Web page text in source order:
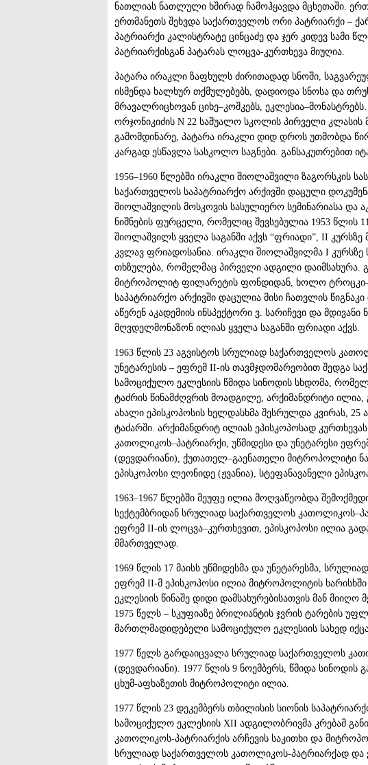
ნათლიას ნათლული ხშირად ჩამოჰყავდა მცხეთაში.
ერთმანეთს შეხვდა საქართველოს ორი პატრიარქი –
პატრიარქი კალისტრატე ცინცაძე და ჯერ კიდევ სამი
პატრიარქისგან პატარას ლოცვა-კურთხევა მიუღია.
პატარა ირაკლი ზაფხულს ძირითადად სნოში,
ისმენდა ხალხურ თქმულებებს, დადიოდა სნოსა და
მრავალრიცხოვან ციხე–კოშკებს,
ორჯონიკიძის N 22 საშუალო სკოლის პირველი კლასის
გამომდინარე, პატარა ირაკლი დიდ დროს უთმობდა
კარგად ესწავლა სასკოლო საგნები. განსაკუთრებით
1956–1960 წლებში ირაკლი შიოლაშვილი ზაგორსკის
საქართველოს საპატრიარქო არქივში დაცული
შიოლაშვილის მოსკოვის სასულიერო სემინარიასა და
ნიშნების ფურცელი, რომელიც შევსებულია 1953 წლის
შიოლაშვილს ყველა საგანში აქვს “ფრიადი”, II
კვლავ ფრიადოსანია. ირაკლი შიოლაშვილმა I
თხზულება, რომელმაც პირველი ადგილი დაიმსახურა.
მიტროპოლიტ ფილარეტის ფონდიდან, ხოლო
საპატრიარქო არქივში დაცულია მისი ჩათვლის
აწერენ აკადემიის ინსპექტორი ვ. სარიჩევი და
მღვდელმონაზონ ილიას ყველა საგანში ფრიადი აქვს.
1963 წლის 23 აგვისტოს სრულიად საქართველოს
უნეტარესის – ეფრემ II-ის თავმჯდომარეობით შედგა
სამოციქულო ეკლესიის წმიდა სინოდის სხდომა,
ტაძრის წინამძღვრის მოადგილე, არქიმანდრიტი ილია,
ახალი ეპისკოპოსის ხელდასხმა შესრულდა კვირას, 25
ტაძარში. არქიმანდრიტ ილიას ეპისკოპოსად
კათოლიკოს–პატრიარქი, უწმიდესი და უნეტარესი
(დევდარიანი), ქუთათელ–გაენათელი მიტროპოლიტი
ეპისკოპოსი ლეონიდე (ჟვანია), სტეფანავანელი
1963–1967 წლებში მეუფე ილია მოღვაწეობდა
სექტემბრიდან სრულიად საქართველოს
ეფრემ II-ის ლოცვა–კურთხევით, ეპისკოპოსი ილია
მმართველად.
1969 წლის 17 მაისს უწმიდესმა და უნეტარესმა,
ეფრემ II-მ ეპისკოპოსი ილია მიტროპოლიტის
ეკლესიის წინაშე დიდი დამსახურებისათვის მან
1975 წელს – სკუფიაზე ბრილიანტის ჯვრის ტარების
მართლმადიდებელი სამოციქულო ეკლესიის სახედ
1977 წელს გარდაიცვალა სრულიად საქართველოს
(დევდარიანი). 1977 წლის 9 ნოემბერს, წმიდა სინოდის
ცხუმ-აფხაზეთის მიტროპოლიტი ილია.
1977 წლის 23 დეკემბერს თბილისის სიონის
სამოციქულო ეკლესიის XII ადგილობრივმა კრებამ
კათოლიკოს-პატრიარქის არჩევის საკითხი და
სრულიად საქართველოს კათოლიკოს-პატრიარქად